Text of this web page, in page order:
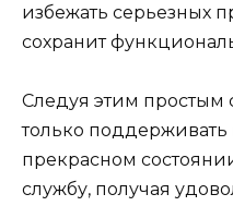
избежать серьезных
сохранит
Следуя этим простым
только
прекрасном
службу, получая